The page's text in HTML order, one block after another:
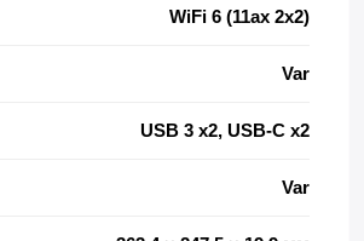
WiFi 6 (11ax 2x2)
Var
USB 3 x2, USB-C x2
Var